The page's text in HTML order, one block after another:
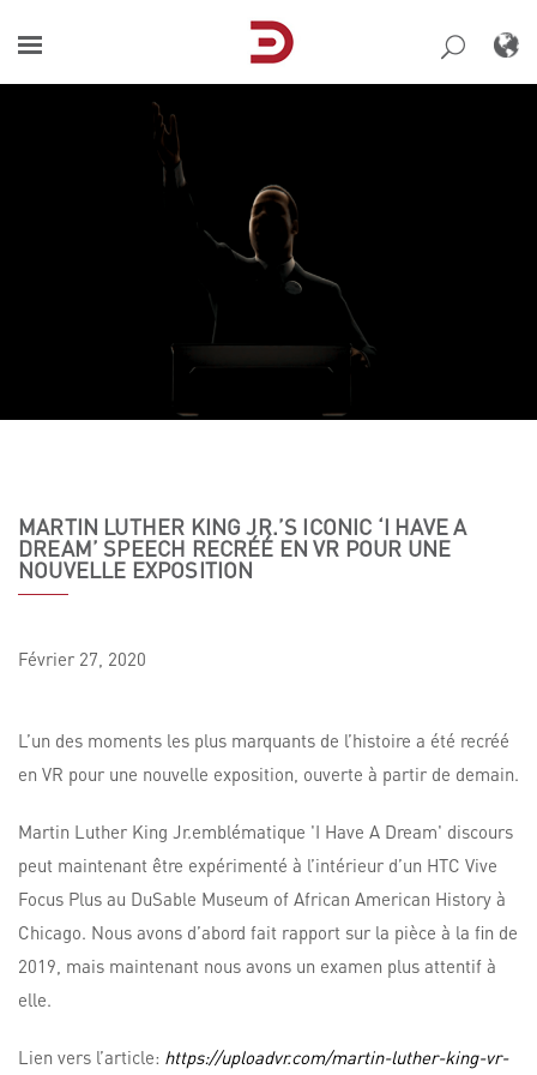
content
MARTIN LUTHER KING JR.’S ICONIC ‘I HAVE A
DREAM’ SPEECH RECRÉÉ EN VR POUR UNE
NOUVELLE EXPOSITION
Février 27, 2020
L’un des moments les plus marquants de l’histoire a été recréé
en VR pour une nouvelle exposition, ouverte à partir de demain.
Martin Luther King Jr.emblématique 'I Have A Dream' discours
peut maintenant être expérimenté à l’intérieur d’un HTC Vive
Focus Plus au DuSable Museum of African American History à
Chicago. Nous avons d’abord fait rapport sur la pièce à la fin de
2019, mais maintenant nous avons un examen plus attentif à
elle.
Lien vers l’article: https://uploadvr.com/martin-luther-king-vr-